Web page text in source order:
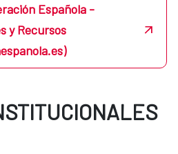
Española -
y Recursos